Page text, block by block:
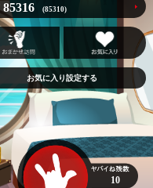
85316 (85310)
お気に入り設定する
10